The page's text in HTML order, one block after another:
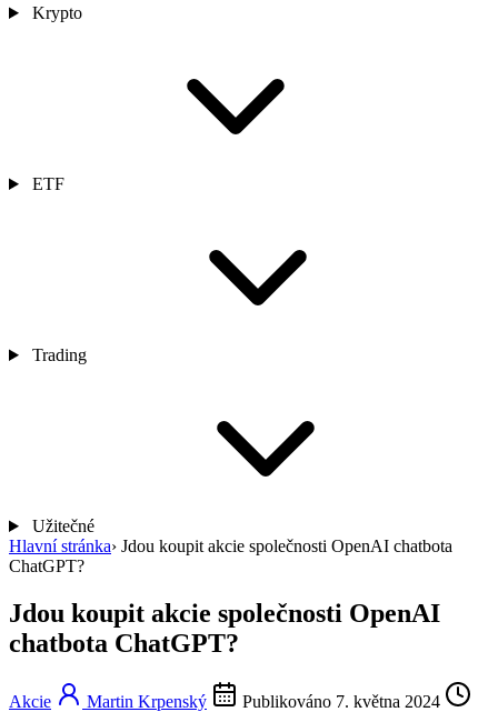
Krypto
ETF
Trading
Užitečné
Hlavní stránka› Jdou koupit akcie společnosti OpenAI chatbota
ChatGPT?
Jdou koupit akcie společnosti OpenAI
chatbota ChatGPT?
Akcie Martin Krpenský
Publikováno 7. května 2024